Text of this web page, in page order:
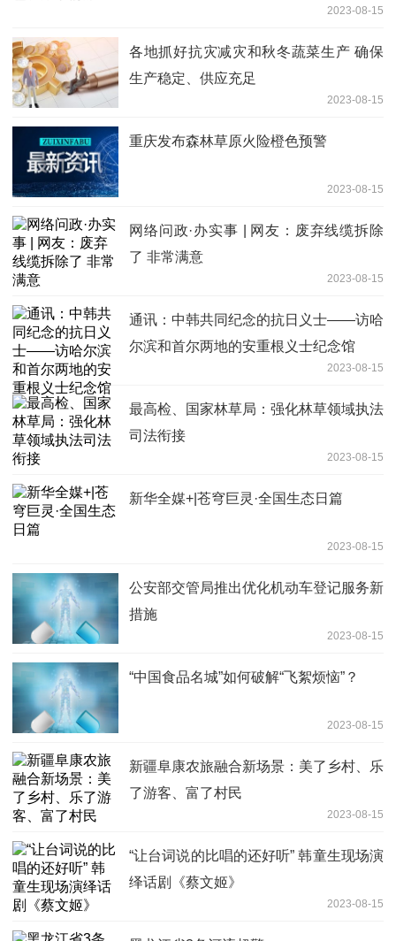
2023-08-15
各地抓好抗灾减灾和秋冬蔬菜生产 确保
生产稳定、供应充足
2023-08-15
重庆发布森林草原火险橙色预警
2023-08-15
网络问政·办实事 | 网友：废弃线缆拆除
了 非常满意
2023-08-15
通讯：中韩共同纪念的抗日义士——访哈
尔滨和首尔两地的安重根义士纪念馆
2023-08-15
最高检、国家林草局：强化林草领域执法
司法衔接
2023-08-15
新华全媒+|苍穹巨灵·全国生态日篇
2023-08-15
公安部交管局推出优化机动车登记服务新
措施
2023-08-15
“中国食品名城”如何破解“飞絮烦恼”？
2023-08-15
新疆阜康农旅融合新场景：美了乡村、乐
了游客、富了村民
2023-08-15
“让台词说的比唱的还好听” 韩童生现场演
绎话剧《蔡文姬》
2023-08-15